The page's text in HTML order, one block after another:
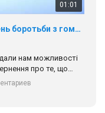
01:01
17 травня IDAHO. Міжнародний день боротьби з гомофобією трансфобією і біфобія.
дали нам можливості
про те, що
зустрінеться, ми
рівності та
підрозділи